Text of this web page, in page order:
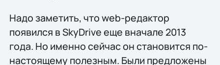
Надо заметить, что web-редактор
появился в SkyDrive еще вначале 2013
года. Но именно сейчас он становится по-
настоящему полезным. Были предложены